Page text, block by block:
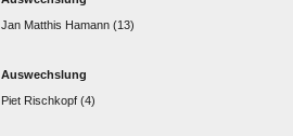
   
Auswechslung
  